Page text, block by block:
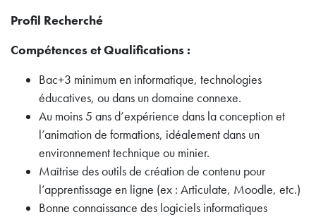
Profil Recherché
Compétences et Qualifications :
Bac+3 minimum en informatique, technologies
éducatives, ou dans un domaine connexe.
Au moins 5 ans d’expérience dans la conception et
l’animation de formations, idéalement dans un
environnement technique ou minier.
Maîtrise des outils de création de contenu pour
l’apprentissage en ligne (ex : Articulate, Moodle, etc.)
Bonne connaissance des logiciels informatiques